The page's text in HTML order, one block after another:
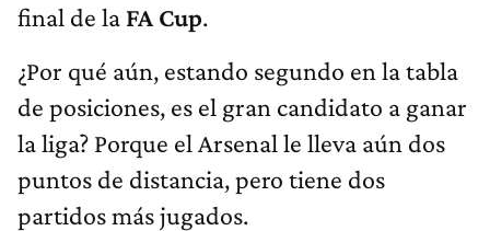
final de la FA Cup.
¿Por qué aún, estando segundo en la tabla
de posiciones, es el gran candidato a ganar
la liga? Porque el Arsenal le lleva aún dos
puntos de distancia, pero tiene dos
partidos más jugados.